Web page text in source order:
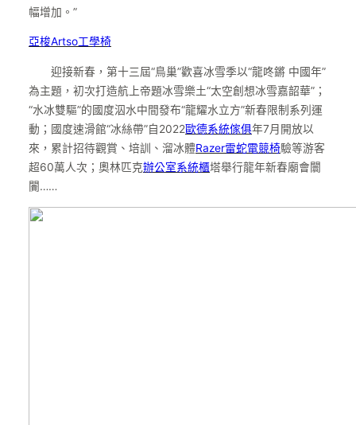
幅增加。”
亞梭Artso工學椅
迎接新春，第十三屆“鳥巢”歡喜冰雪季以“龍咚鏘 中國年”
為主題，初次打造航上帝題冰雪樂土“太空創想冰雪嘉韶華”；
“水冰雙驅”的國度泅水中間發布“龍耀水立方”新春限制系列運
動；國度速滑館“冰絲帶”自2022歐德系統傢俱年7月開放以
來，累計招待觀賞、培訓、溜冰體Razer雷蛇電競椅驗等游客
超60萬人次；奧林匹克辦公室系統櫃塔舉行龍年新春廟會闤
闠……